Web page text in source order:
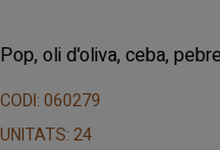
Pop, oli d'oliva, ceba,
CODI: 060279
UNITATS: 24